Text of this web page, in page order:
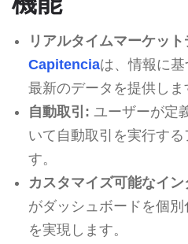
リアルタイムマーケッ
Capitenciaは、情報に
最新のデータを提供しま
自動取引: ユーザーが定
いて自動取引を実行す
す。
カスタマイズ可能なイ
がダッシュボードを個
を実現します。